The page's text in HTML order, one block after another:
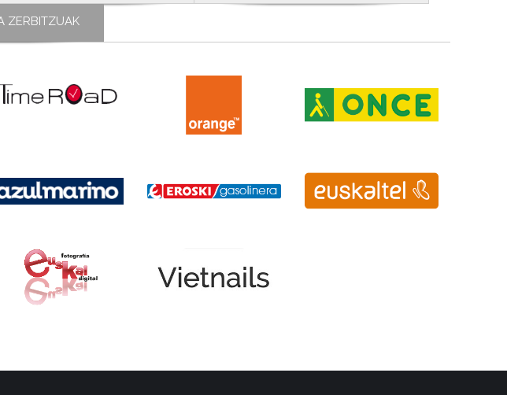
ZERBITZUAK